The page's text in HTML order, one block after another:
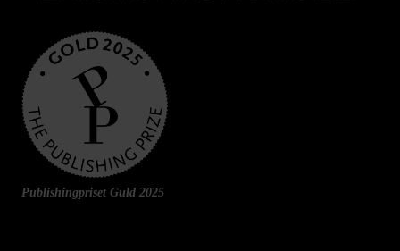
Publishingpriset Guld 2025